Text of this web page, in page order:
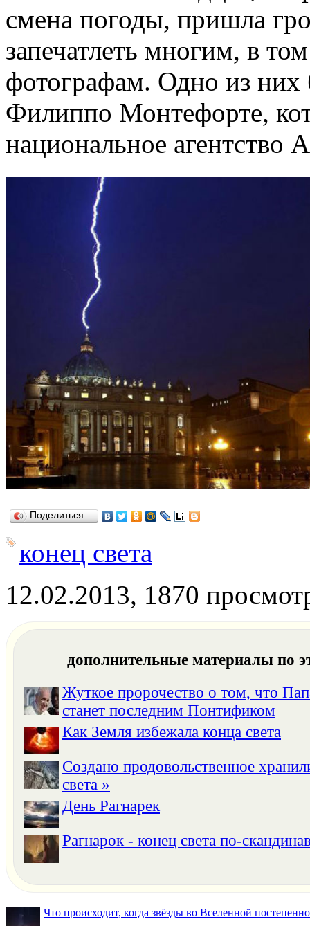
смена погоды, пришла
запечатлеть многим, в
фотографам. Одно из
Филиппо Монтефорте,
национальное агентство
Поделиться…
конец света
12.02.2013, 1870
дополнительные материалы по
Жуткое пророчество о том, что
станет последним Понтификом
Как Земля избежала конца света
Создано продовольственное
света »
День Рагнарек
Рагнарок - конец света по-
Что происходит, когда звёзды во Вселенной